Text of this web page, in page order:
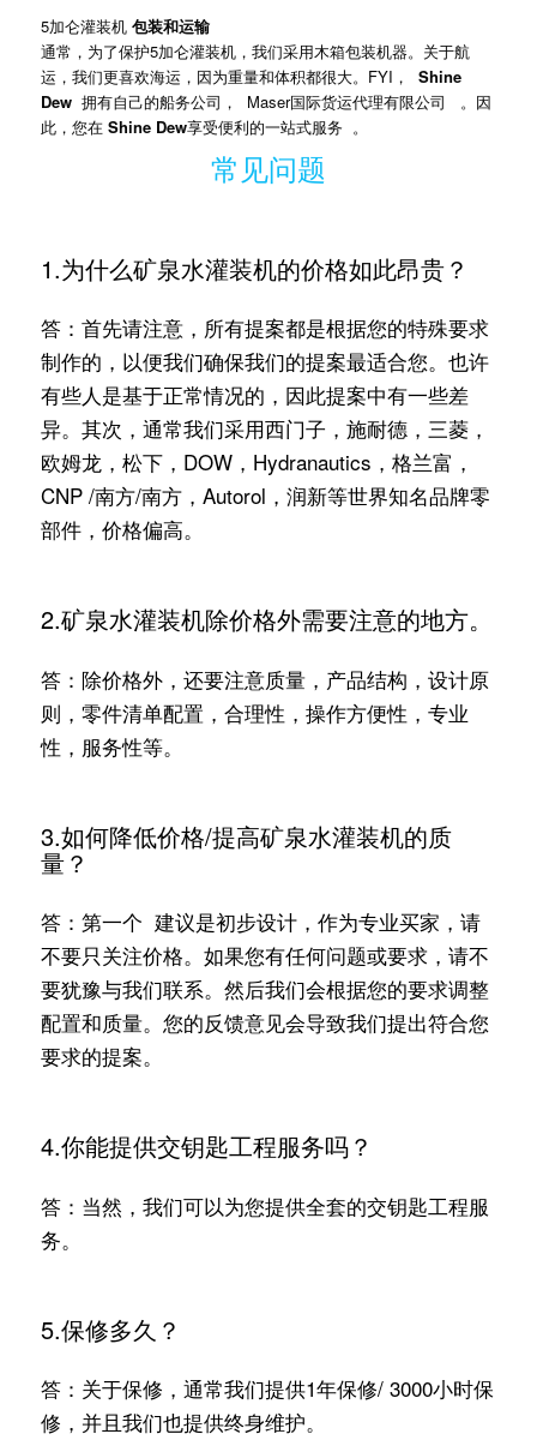
5加仑灌装机 包装和运输
通常，为了保护5加仑灌装机，我们采用木箱包装机器。关于航
运，我们更喜欢海运，因为重量和体积都很大。FYI，
Shine
Dew拥有自己的船务公司， Maser国际货运代理有限公司 。因
此，您在Shine Dew享受便利的一站式服务 。
常见问题
1.为什么矿泉水灌装机的价格如此昂贵？
答：首先请注意，所有提案都是根据您的特殊要求
制作的，以便我们确保我们的提案最适合您。也许
有些人是基于正常情况的，因此提案中有一些差
异。其次，通常我们采用西门子，施耐德，三菱，
欧姆龙，松下，DOW，Hydranautics，格兰富，
CNP /南方/南方，Autorol，润新等世界知名品牌零
部件，价格偏高。
2.矿泉水灌装机除价格外需要注意的地方。
答：除价格外，还要注意质量，产品结构，设计原
则，零件清单配置，合理性，操作方便性，专业
性，服务性等。
3.如何降低价格/提高矿泉水灌装机的质
量？
答：第一个 建议是初步设计，作为专业买家，请
不要只关注价格。如果您有任何问题或要求，请不
要犹豫与我们联系。然后我们会根据您的要求调整
配置和质量。您的反馈意见会导致我们提出符合您
要求的提案。
4.你能提供交钥匙工程服务吗？
答：当然，我们可以为您提供全套的交钥匙工程服
务。
5.保修多久？
答：关于保修，通常我们提供1年保修/ 3000小时保
修，并且我们也提供终身维护。